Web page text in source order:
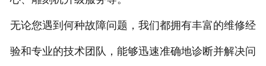
无论您遇到何种故障问题，我们都拥有丰富的维修经
验和专业的技术团队，能够迅速准确地诊断并解决问